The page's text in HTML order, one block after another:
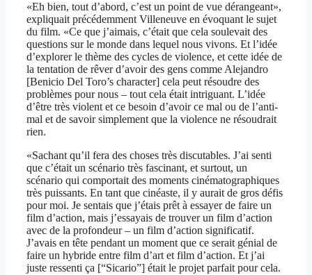
«Eh bien, tout d’abord, c’est un point de vue dérangeant»,
expliquait précédemment Villeneuve en évoquant le sujet
du film. «Ce que j’aimais, c’était que cela soulevait des
questions sur le monde dans lequel nous vivons. Et l’idée
d’explorer le thème des cycles de violence, et cette idée de
la tentation de rêver d’avoir des gens comme Alejandro
[Benicio Del Toro’s character] cela peut résoudre des
problèmes pour nous – tout cela était intriguant. L’idée
d’être très violent et ce besoin d’avoir ce mal ou de l’anti-
mal et de savoir simplement que la violence ne résoudrait
rien.
«Sachant qu’il fera des choses très discutables. J’ai senti
que c’était un scénario très fascinant, et surtout, un
scénario qui comportait des moments cinématographiques
très puissants. En tant que cinéaste, il y aurait de gros défis
pour moi. Je sentais que j’étais prêt à essayer de faire un
film d’action, mais j’essayais de trouver un film d’action
avec de la profondeur – un film d’action significatif.
J’avais en tête pendant un moment que ce serait génial de
faire un hybride entre film d’art et film d’action. Et j’ai
juste ressenti ça [“Sicario”] était le projet parfait pour cela.